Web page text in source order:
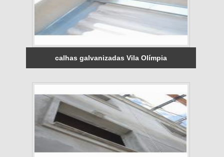
calhas galvanizadas Vila Olímpia